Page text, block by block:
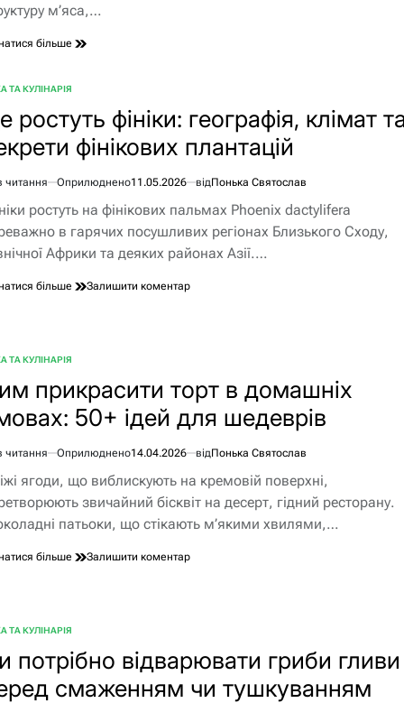
м’яса,…
більше
ТА КУЛІНАРІЯ
ростуть фініки: географія, клімат
фінікових плантацій
читання Оприлюднено11.05.2026 відПонька Святослав
ростуть на фінікових пальмах Phoenix dactylifera
в гарячих посушливих регіонах Близького Сходу,
Африки та деяких районах Азії.…
більше Залишити коментардо
та
секрети
фінікових
плантацій
ТА КУЛІНАРІЯ
прикрасити торт в домашніх
50+ ідей для шедеврів
читання Оприлюднено14.04.2026 відПонька Святослав
ягоди, що виблискують на кремовій поверхні,
звичайний бісквіт на десерт, гідний ресторану.
патьоки, що стікають м’якими хвилями,…
більше Залишити коментардо
умовах:
50+
ідей
ТА КУЛІНАРІЯ
потрібно відварювати гриби гливи
смаженням чи тушкуванням